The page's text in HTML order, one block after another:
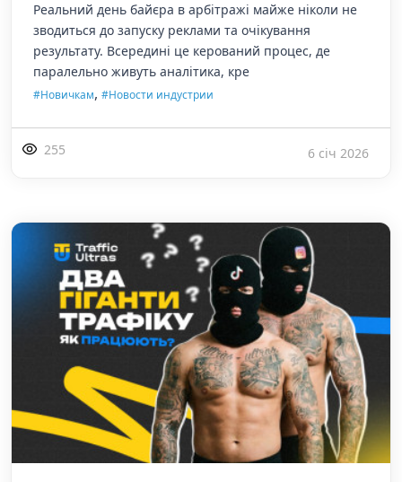
Реальний день байєра в арбітражі майже ніколи не
зводиться до запуску реклами та очікування
результату. Всередині це керований процес, де
паралельно живуть аналітика, кре
#Новичкам, #Новости индустрии
255 6 січ 2026